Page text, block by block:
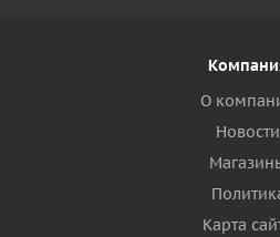
О
Новости
Карта